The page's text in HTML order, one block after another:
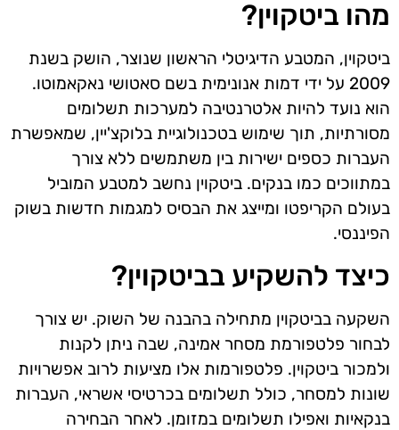
מהו ביטקוין?
ביטקוין, המטבע הדיגיטלי הראשון שנוצר, הושק בשנת
2009 על ידי דמות אנונימית בשם סאטושי נאקאמוטו.
הוא נועד להיות אלטרנטיבה למערכות תשלומים
מסורתיות, תוך שימוש בטכנולוגיית בלוקצ'יין, שמאפשרת
העברות כספים ישירות בין משתמשים ללא צורך
במתווכים כמו בנקים. ביטקוין נחשב למטבע המוביל
בעולם הקריפטו ומייצג את הבסיס למגמות חדשות בשוק
הפיננסי.
כיצד להשקיע בביטקוין?
השקעה בביטקוין מתחילה בהבנה של השוק. יש צורך
לבחור פלטפורמת מסחר אמינה, שבה ניתן לקנות
ולמכור ביטקוין. פלטפורמות אלו מציעות לרוב אפשרויות
שונות למסחר, כולל תשלומים בכרטיסי אשראי, העברות
בנקאיות ואפילו תשלומים במזומן. לאחר הבחירה